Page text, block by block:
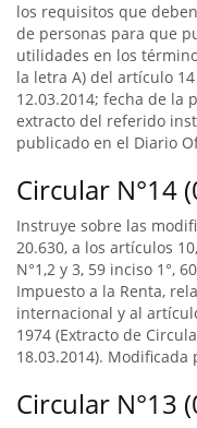
los requisitos que
de personas para que
utilidades en los
la letra A) del artículo
12.03.2014; fecha de la
extracto del referido
publicado en el Diario
Circular N°14
Instruye sobre las
20.630, a los artículos
N°1,2 y 3, 59 inciso 1°,
Impuesto a la Renta,
internacional y al
1974 (Extracto de
18.03.2014). Modificada
Circular N°13